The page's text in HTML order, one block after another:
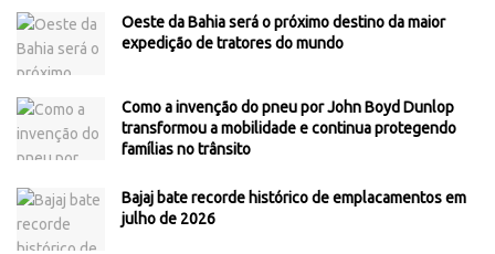
Oeste da Bahia será o próximo destino da maior
expedição de tratores do mundo
Como a invenção do pneu por John Boyd Dunlop
transformou a mobilidade e continua protegendo
famílias no trânsito
Bajaj bate recorde histórico de emplacamentos em
julho de 2026